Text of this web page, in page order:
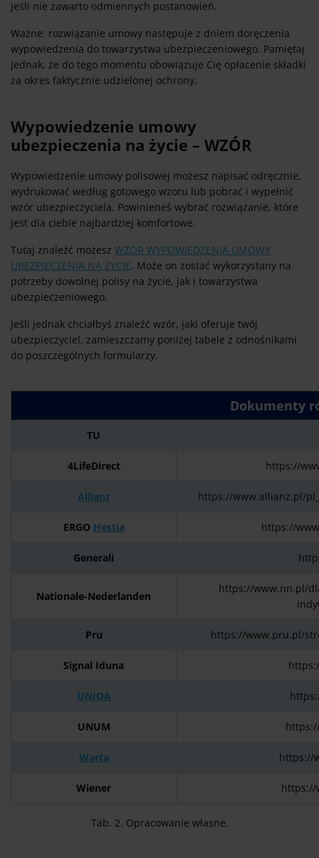
jeśli nie zawarto odmiennych postanowień.
Ważne: rozwiązanie umowy następuje z dniem doręczenia
wypowiedzenia do towarzystwa ubezpieczeniowego. Pamiętaj
jednak, że do tego momentu obowiązuje Cię opłacenie składki
za okres faktycznie udzielonej ochrony.
Wypowiedzenie umowy
ubezpieczenia na życie – WZÓR
Wypowiedzenie umowy polisowej możesz napisać odręcznie,
wydrukować według gotowego wzoru lub pobrać i wypełnić
wzór ubezpieczyciela. Powinieneś wybrać rozwiązanie, które
jest dla ciebie najbardziej komfortowe.
Tutaj znaleźć możesz WZÓR WYPOWIEDZENIA UMOWY
UBEZPIECZENIA NA ŻYCIE. Może on zostać wykorzystany na
potrzeby dowolnej polisy na życie, jak i towarzystwa
ubezpieczeniowego.
Jeśli jednak chciałbyś znaleźć wzór, jaki oferuje twój
ubezpieczyciel, zamieszczamy poniżej tabele z odnośnikami
do poszczególnych formularzy.
Dokumenty
TU
4LifeDirect https://
Allianz https://www.allianz.pl/
ERGO Hestia https://
Generali
Nationale-Nederlanden
https://www.nn.pl/
Pru https://www.pru.pl/
Signal Iduna
UNIQA
UNUM
Warta https://
Wiener https://
Tab. 2. Opracowanie własne.